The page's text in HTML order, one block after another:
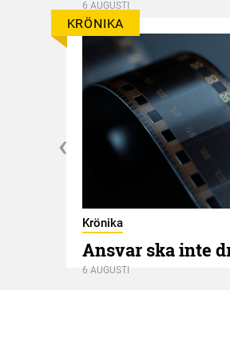
6 AUGUSTI
KRÖNIKA
Krönika
Ansvar ska inte
6 AUGUSTI